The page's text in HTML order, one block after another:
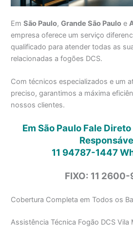
EmSão Paulo,Grande São Paulo e
empresa oferece um serviço
qualificado para atender todas as
relacionadas a fogões DCS.
Com técnicos especializados e um
preciso, garantimos a máxima
nossos clientes.
Em São Paulo Fale
11 94787-1447
FIXO: 11
Cobertura Completa em Todos os
Assistência Técnica Fogão DCS Vila